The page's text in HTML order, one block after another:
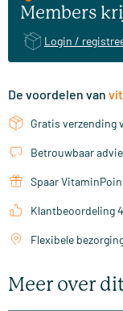
Members
Login /
De voordelen van
Gratis verzending
Betrouwbaar
Spaar
Klantbeoordeling
Flexibele
Meer over